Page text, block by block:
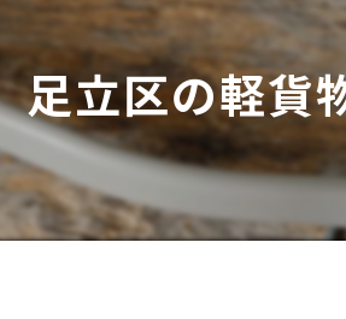
足立区の軽貨